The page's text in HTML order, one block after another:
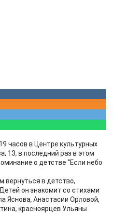
часов в Центре культурных
13, в последний раз в этом
о детстве "Если небо
вернуться в детство,
он знакомит со стихами
Яснова, Анастасии Орловой,
красноярцев Ульяны